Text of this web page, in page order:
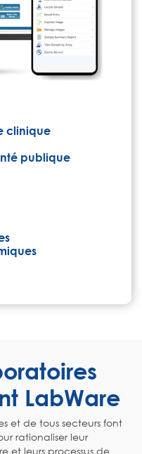
clinique
publique
LabWare
et de tous secteurs font
rationaliser leur
et leurs processus de